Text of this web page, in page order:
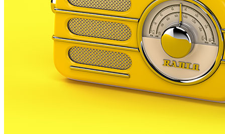
La majoria dels afectats, uns 25 veïns, podran tornar
avui a casa, tal i com els ho va comentar ahir
l’Ajuntament de Blanes en una reunió. Durant
aquesta última nit els operaris han treballat per
formigonar el caixó de la riera per evitar nous
incidents en cas de pluges i també van tapar la vorera